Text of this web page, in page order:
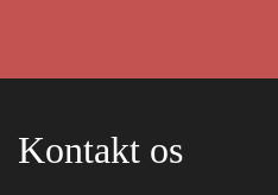
Kontakt os